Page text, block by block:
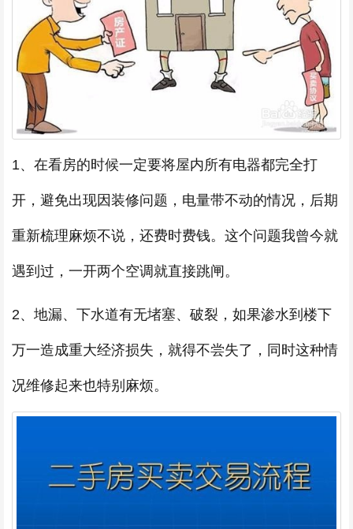
1、在看房的时候一定要将屋内所有电器都完全打
开，避免出现因装修问题，电量带不动的情况，后期
重新梳理麻烦不说，还费时费钱。这个问题我曾今就
遇到过，一开两个空调就直接跳闸。
2、地漏、下水道有无堵塞、破裂，如果渗水到楼下
万一造成重大经济损失，就得不尝失了，同时这种情
况维修起来也特别麻烦。